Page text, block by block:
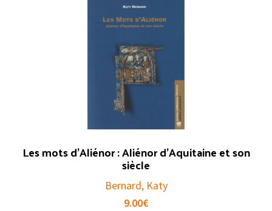
Les mots d’Aliénor : Aliénor d’Aquitaine et son
siècle
Bernard, Katy
9.00€